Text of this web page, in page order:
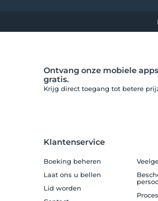
Ontvang onze mobiele apps
gratis.
Krijg direct toegang tot betere
Klantenservice
Boeking beheren
Laat ons u bellen
Lid worden